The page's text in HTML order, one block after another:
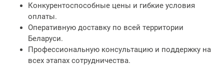
Конкурентоспособные цены и гибкие условия
оплаты.
Оперативную доставку по всей территории
Беларуси.
Профессиональную консультацию и поддержку на
всех этапах сотрудничества.